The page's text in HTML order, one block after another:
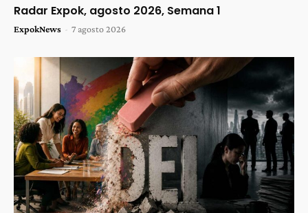
Radar Expok, agosto 2026, Semana 1
ExpokNews - 7 agosto 2026